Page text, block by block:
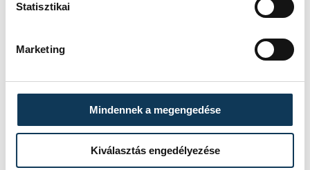
Statisztikai
Marketing
Mindennek a megengedése
Kiválasztás engedélyezése